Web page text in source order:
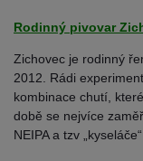
Rodinný pivovar
Zichovec je rodinný
2012. Rádi
kombinace chutí,
době se nejvíce
NEIPA a tzv